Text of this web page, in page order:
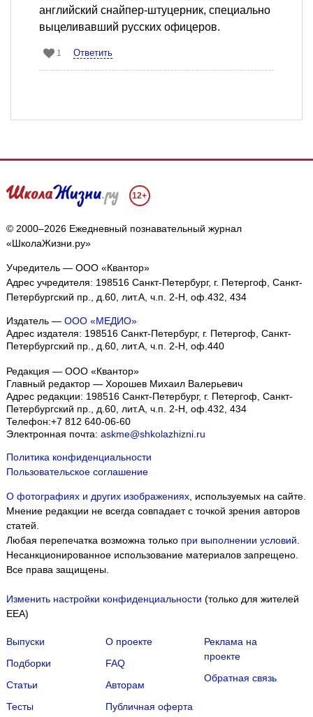
английский снайпер-штуцерник, специально
выцеливавший русских офицеров.
1 Ответить
12+
© 2000–2026 Ежедневный познавательный журнал
«ШколаЖизни.ру»
Учредитель — ООО «Квантор»
Адрес учредителя: 198516 Санкт-Петербург, г. Петергоф, Санкт-
Петербургский пр., д.60, лит.А, ч.п. 2-Н, оф.432, 434
Издатель — ООО «МЕДИО»
Адрес издателя: 198516 Санкт-Петербург, г. Петергоф, Санкт-
Петербургский пр., д.60, лит.А, ч.п. 2-Н, оф.440
Редакция — ООО «Квантор»
Главный редактор — Хорошев Михаил Валерьевич
Адрес редакции: 198516 Санкт-Петербург, г. Петергоф Санкт-
Петербургский пр., д.60, лит.А, ч.п. 2-Н, оф.432, 434
Телефон:+7 812 640-06-60
Электронная почта: askme@shkolazhizni.ru
Политика конфиденциальности
Пользовательское соглашение
О фотографиях и других изображениях, используемых на сайте.
Мнение редакции не всегда совпадает с точкой зрения авторов
статей.
Любая перепечатка возможна только при выполнении условий
Несанкционированное использование материалов запрещено.
Все права защищены.
Изменить настройки конфиденциальности (только для жителей
EEA)
Выпуски
Подборки
Статьи
Тесты
О проекте
FAQ
Авторам
Публичная оферта
Реклама на
проекте
Обратная связь